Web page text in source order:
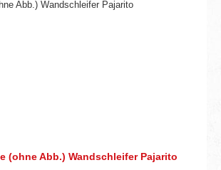
(ohne Abb.) Wandschleifer Pajarito